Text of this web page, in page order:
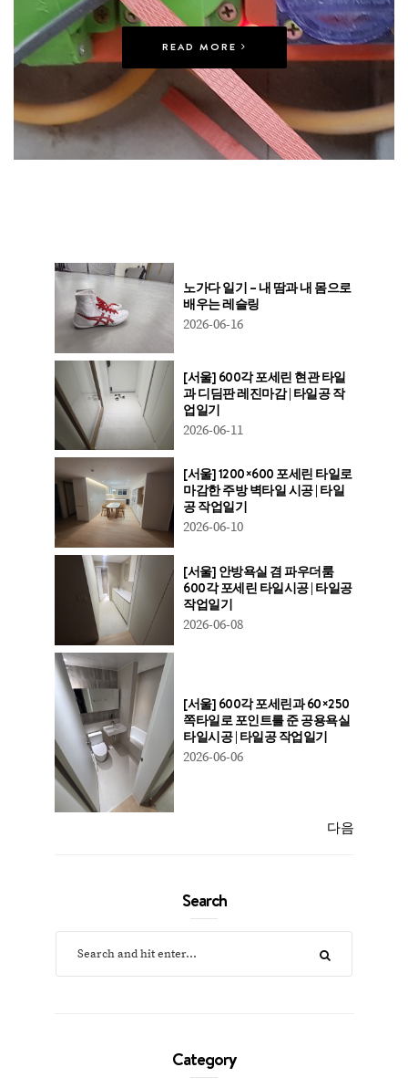
READ MORE
노가다 일기 – 내 땀과 내 몸으로
배우는 레슬링
2026-06-16
[서울] 600각 포세린 현관 타일
과 디딤판 레진마감 | 타일공 작
업일기
2026-06-11
[서울] 1200×600 포세린 타일로
마감한 주방 벽타일 시공 | 타일
공 작업일기
2026-06-10
[서울] 안방욕실 겸 파우더룸
600각 포세린 타일시공 | 타일공
작업일기
2026-06-08
[서울] 600각 포세린과 60×250
쪽타일로 포인트를 준 공용욕실
타일시공 | 타일공 작업일기
2026-06-06
다음
Search
Category